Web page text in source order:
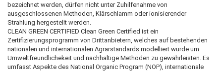
bezeichnet werden, dürfen nicht unter Zuhilfenahme von
ausgeschlossenen Methoden, Klärschlamm oder ionisierender
Strahlung hergestellt werden.
CLEAN GREEN CERTIFIED Clean Green Certified ist ein
Zertifizierungsprogramm von Drittanbietern, welches auf bestehenden
nationalen und internationalen Agrarstandards modelliert wurde um
Umweltfreundlichekeit und nachhaltige Methoden zu gewährleisten. Es
umfasst Aspekte des National Organic Program (NOP), internationale